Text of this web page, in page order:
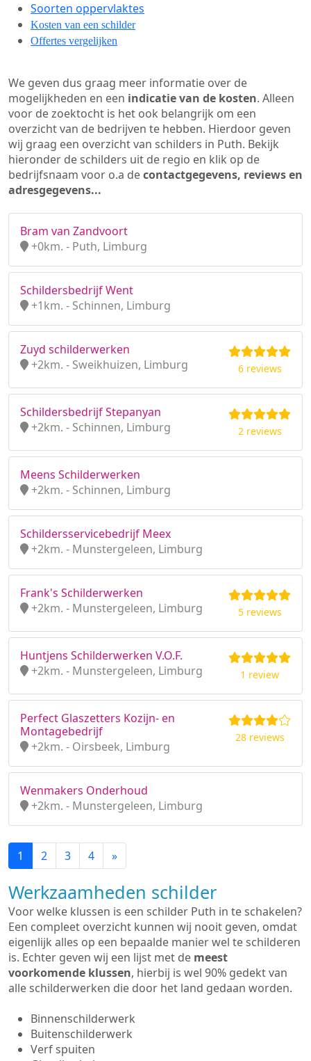
Soorten oppervlaktes
Kosten van een schilder
Offertes vergelijken
We geven dus graag meer informatie over de
mogelijkheden en een indicatie van de kosten. Alleen
voor de zoektocht is het ook belangrijk om een
overzicht van de bedrijven te hebben. Hierdoor geven
wij graag een overzicht van schilders in Puth. Bekijk
hieronder de schilders uit de regio en klik op de
bedrijfsnaam voor o.a decontactgegevens, reviews en
adresgegevens...
Bram van Zandvoort
+0km. - Puth, Limburg
Schildersbedrijf Went
+1km. - Schinnen, Limburg
Zuyd schilderwerken
+2km. - Sweikhuizen, Limburg
6 reviews
Schildersbedrijf Stepanyan
+2km. - Schinnen, Limburg
2 reviews
Meens Schilderwerken
+2km. - Schinnen, Limburg
Schildersservicebedrijf Meex
+2km. - Munstergeleen, Limburg
Frank's Schilderwerken
+2km. - Munstergeleen, Limburg
5 reviews
Huntjens Schilderwerken V.O.F.
+2km. - Munstergeleen, Limburg
1 review
Perfect Glaszetters Kozijn- en
Montagebedrijf
+2km. - Oirsbeek, Limburg
28 reviews
Wenmakers Onderhoud
+2km. - Munstergeleen, Limburg
1 2 3 4 »
Werkzaamheden schilder
Voor welke klussen is een schilder Puth in te schakelen?
Een compleet overzicht kunnen wij nooit geven, omdat
eigenlijk alles op een bepaalde manier wel te schilderen
is. Echter geven wij een lijst met de meest
voorkomende klussen, hierbij is wel 90% gedekt van
alle schilderwerken die door het land gedaan worden.
Binnenschilderwerk
Buitenschilderwerk
Verf spuiten